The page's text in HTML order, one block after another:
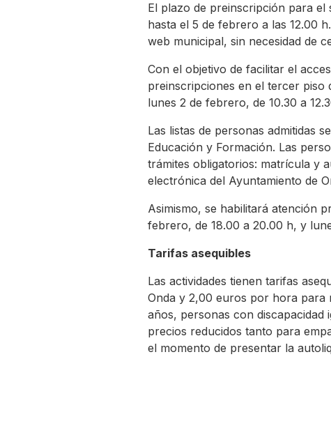
El plazo de preinscripción para
hasta el 5 de febrero a las 12.00
web municipal, sin necesidad de
Con el objetivo de facilitar el
preinscripciones en el tercer piso
lunes 2 de febrero, de 10.30 a
Las listas de personas admitidas
Educación y Formación. Las
trámites obligatorios: matrícula y
electrónica del Ayuntamiento de
Asimismo, se habilitará atención
febrero, de 18.00 a 20.00 h, y
Tarifas asequibles
Las actividades tienen tarifas
Onda y 2,00 euros por hora para
años, personas con discapacidad
precios reducidos tanto para
el momento de presentar la